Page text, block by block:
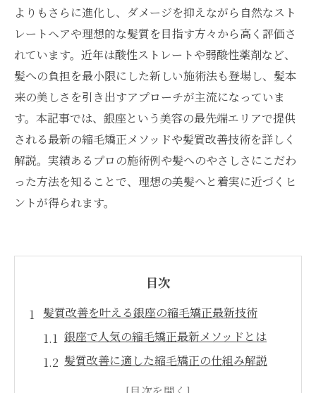
よりもさらに進化し、ダメージを抑えながら自然なスト
レートヘアや理想的な髪質を目指す方々から高く評価さ
れています。近年は酸性ストレートや弱酸性薬剤など、
髪への負担を最小限にした新しい施術法も登場し、髪本
来の美しさを引き出すアプローチが主流になっていま
す。本記事では、銀座という美容の最先端エリアで提供
される最新の縮毛矯正メソッドや髪質改善技術を詳しく
解説。実績あるプロの施術例や髪へのやさしさにこだわ
った方法を知ることで、理想の美髪へと着実に近づくヒ
ントが得られます。
目次
髪質改善を叶える銀座の縮毛矯正最新技術
銀座で人気の縮毛矯正最新メソッドとは
髪質改善に適した縮毛矯正の仕組み解説
縮毛矯正専門の技術が銀座で選ばれる理由